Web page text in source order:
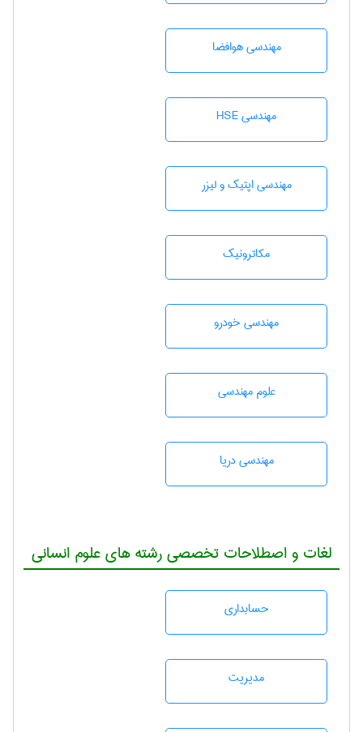
مهندسی هوافضا
مهندسی HSE
مهندسی اپتیک و لیزر
مکاترونیک
مهندسی خودرو
علوم مهندسی
مهندسی دریا
لغات و اصطلاحات تخصصی رشته های علوم انسانی
حسابداری
مديريت